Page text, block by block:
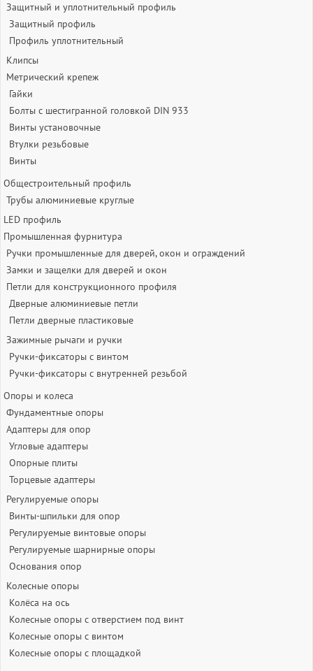
Защитный и уплотнительный профиль
Защитный профиль
Профиль уплотнительный
Клипсы
Метрический крепеж
Гайки
Болты с шестигранной головкой DIN 933
Винты установочные
Втулки резьбовые
Винты
Общестроительный профиль
Трубы алюминиевые круглые
LED профиль
Промышленная фурнитура
Ручки промышленные для дверей, окон и ограждений
Замки и защелки для дверей и окон
Петли для конструкционного профиля
Дверные алюминиевые петли
Петли дверные пластиковые
Зажимные рычаги и ручки
Ручки-фиксаторы c винтом
Ручки-фиксаторы c внутренней резьбой
Опоры и колеса
Фундаментные опоры
Адаптеры для опор
Угловые адаптеры
Опорные плиты
Торцевые адаптеры
Регулируемые опоры
Винты-шпильки для опор
Регулируемые винтовые опоры
Регулируемые шарнирные опоры
Основания опор
Колесные опоры
Колёса на ось
Колесные опоры с отверстием под винт
Колесные опоры с винтом
Колесные опоры с площадкой